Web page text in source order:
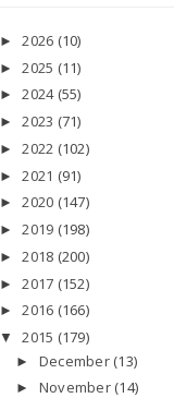
►2026 (10)
►2025 (11)
►2024 (55)
►2023 (71)
►2022 (102)
►2021 (91)
►2020 (147)
►2019 (198)
►2018 (200)
►2017 (152)
►2016 (166)
▼2015 (179)
► December (13)
► November (14)